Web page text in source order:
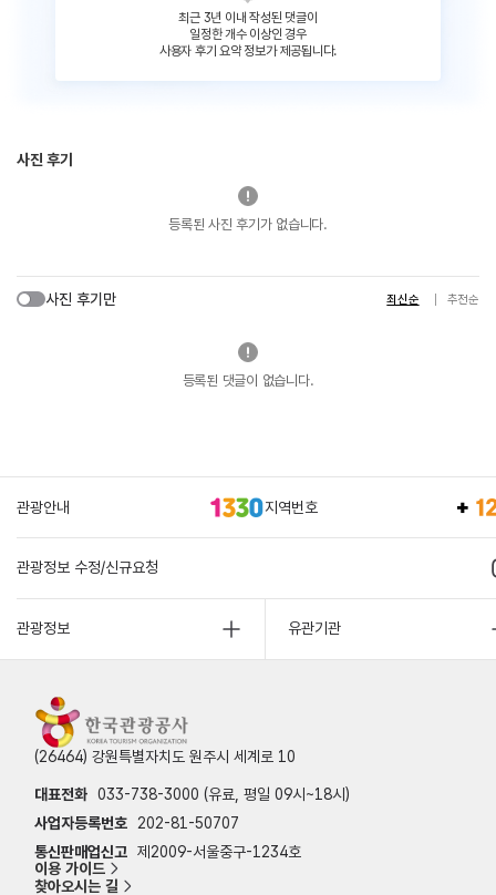
최근 3년 이내 작성된 댓글이
일정한 개수 이상인 경우
사용자 후기 요약 정보가 제공됩니다.
사진 후기
등록된 사진 후기가 없습니다.
사진 후기만 최신순 추천순
등록된 댓글이 없습니다.
관광안내 지역번호
관광정보 수정/신규요청
관광정보 유관기관
(26464) 강원특별자치도 원주시 세계로 10
대표전화 033-738-3000 (유료, 평일 09시~18시)
사업자등록번호
202-81-50707
통신판매업신고 제2009-서울중구-1234호
이용 가이드
찾아오시는 길